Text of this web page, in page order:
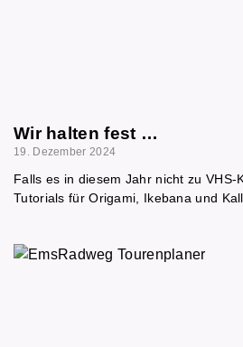
Wir halten fest …
19. Dezember 2024
Falls es in diesem Jahr nicht zu VHS-
Tutorials für Origami, Ikebana und